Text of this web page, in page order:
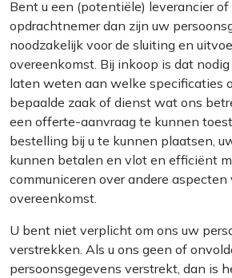
Bent u een (potentiële) leverancier of
opdrachtnemer dan zijn uw
noodzakelijk voor de sluiting en
overeenkomst. Bij inkoop is dat
laten weten aan welke specificaties
bepaalde zaak of dienst wat ons
een offerte-aanvraag te kunnen
bestelling bij u te kunnen plaatsen,
kunnen betalen en vlot en efficiënt
communiceren over andere aspecten
overeenkomst.
U bent niet verplicht om ons uw
verstrekken. Als u ons geen of
persoonsgegevens verstrekt, dan is